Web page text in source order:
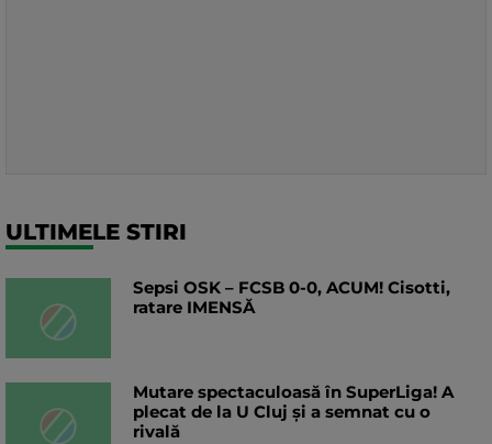
ULTIMELE STIRI
Sepsi OSK – FCSB 0-0, ACUM! Cisotti,
ratare IMENSĂ
Mutare spectaculoasă în SuperLiga! A
plecat de la U Cluj și a semnat cu o
rivală